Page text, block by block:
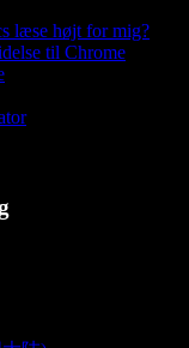
læse højt for mig?
til Chrome